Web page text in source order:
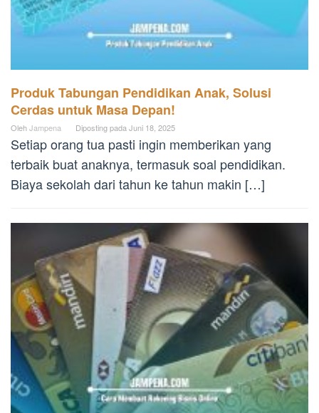
Produk Tabungan Pendidikan Anak, Solusi
Cerdas untuk Masa Depan!
OlehJampena Diposting padaJuni 18, 2025
Setiap orang tua pasti ingin memberikan yang
terbaik buat anaknya, termasuk soal pendidikan.
Biaya sekolah dari tahun ke tahun makin […]